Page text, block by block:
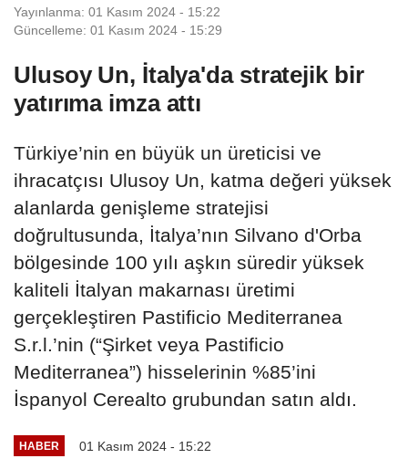
Yayınlanma: 01 Kasım 2024 - 15:22
Güncelleme: 01 Kasım 2024 - 15:29
Ulusoy Un, İtalya'da stratejik bir
yatırıma imza attı
Türkiye’nin en büyük un üreticisi ve
ihracatçısı Ulusoy Un, katma değeri yüksek
alanlarda genişleme stratejisi
doğrultusunda, İtalya’nın Silvano d'Orba
bölgesinde 100 yılı aşkın süredir yüksek
kaliteli İtalyan makarnası üretimi
gerçekleştiren Pastificio Mediterranea
S.r.l.’nin (“Şirket veya Pastificio
Mediterranea”) hisselerinin %85’ini
İspanyol Cerealto grubundan satın aldı.
HABER 01 Kasım 2024 - 15:22